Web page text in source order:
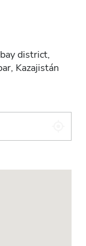
district,
Kazajistán